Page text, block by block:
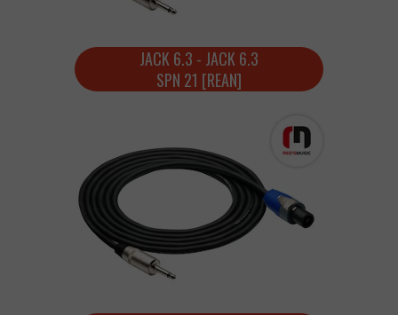
JACK 6.3 - JACK 6.3
SPN 21 [REAN]